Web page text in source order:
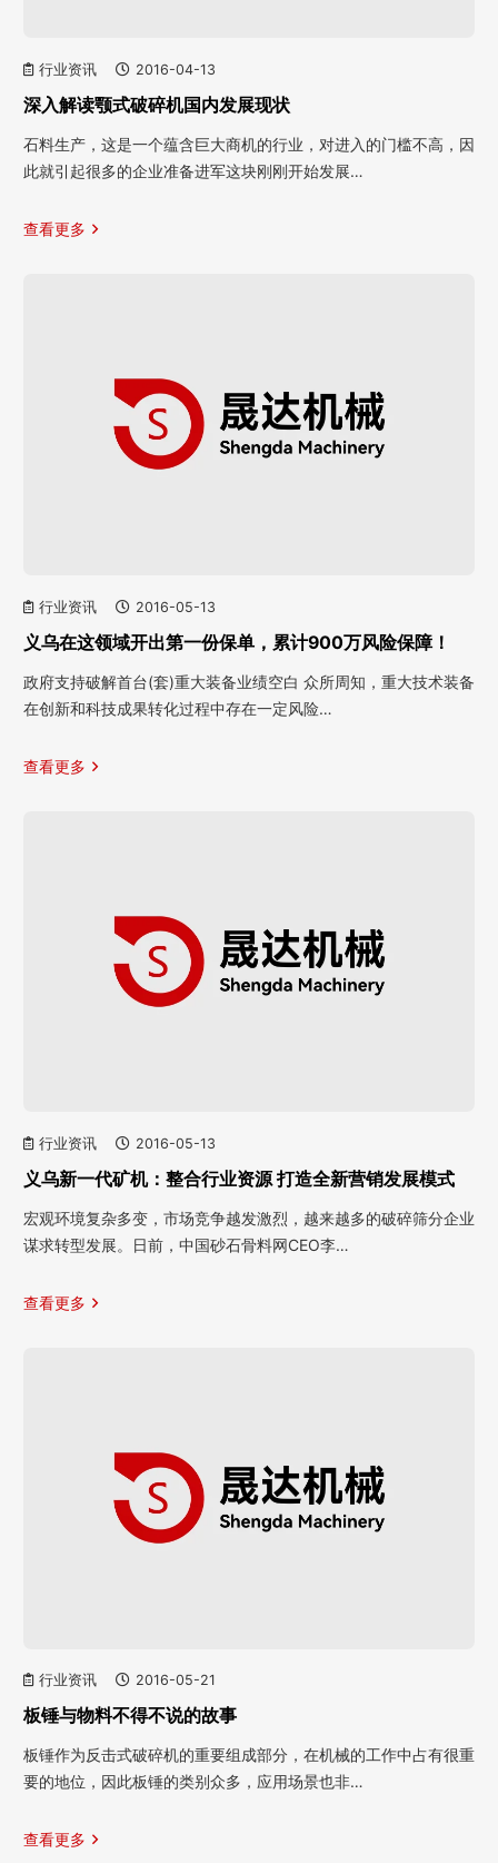
行业资讯 2016-04-13
深入解读颚式破碎机国内发展现状
石料生产，这是一个蕴含巨大商机的行业，对进入的门槛不高，因
此就引起很多的企业准备进军这块刚刚开始发展…
查看更多
行业资讯 2016-05-13
义乌在这领域开出第一份保单，累计900万风险保障！
政府支持破解首台(套)重大装备业绩空白 众所周知，重大技术装备
在创新和科技成果转化过程中存在一定风险…
查看更多
行业资讯 2016-05-13
义乌新一代矿机：整合行业资源 打造全新营销发展模式
宏观环境复杂多变，市场竞争越发激烈，越来越多的破碎筛分企业
谋求转型发展。日前，中国砂石骨料网CEO李…
查看更多
行业资讯 2016-05-21
板锤与物料不得不说的故事
板锤作为反击式破碎机的重要组成部分，在机械的工作中占有很重
要的地位，因此板锤的类别众多，应用场景也非…
查看更多